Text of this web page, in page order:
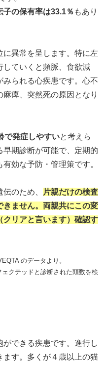
子の保有率は33.1％ もあり
に異常を呈します。特に左
していくと頻脈、食欲減
られる心疾患です。心不
痺、突然死の原因となり
で発症しやすいと考えら
期診断が可能で、定期的
効な予防・管理策です。
のため、
片親だけの検査
ません。両親共にこの変
リアと言います） 確認す
のデータより。
クテッドと診断された頭数を検
できる疾患です。進行し
ます。多くが４歳以上の猫